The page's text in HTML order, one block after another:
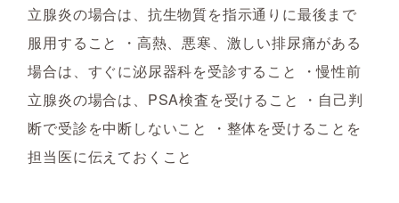
立腺炎の場合は、抗生物質を指示通りに最後まで
服用すること ・高熱、悪寒、激しい排尿痛がある
場合は、すぐに泌尿器科を受診すること ・慢性前
立腺炎の場合は、PSA検査を受けること ・自己判
断で受診を中断しないこと ・整体を受けることを
担当医に伝えておくこと